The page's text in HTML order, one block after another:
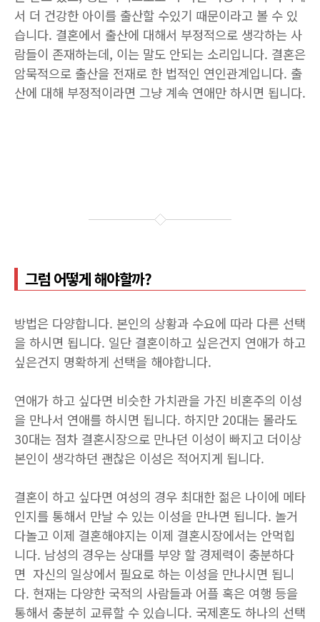
서 더 건강한 아이를 출산할 수있기 때문이라고 볼 수 있
습니다. 결혼에서 출산에 대해서 부정적으로 생각하는 사
람들이 존재하는데, 이는 말도 안되는 소리입니다. 결혼은
암묵적으로 출산을 전재로 한 법적인 연인관계입니다. 출
산에 대해 부정적이라면 그냥 계속 연애만 하시면 됩니다.
그럼 어떻게 해야할까?
방법은 다양합니다. 본인의 상황과 수요에 따라 다른 선택
을 하시면 됩니다. 일단 결혼이하고 싶은건지 연애가 하고
싶은건지 명확하게 선택을 해야합니다.
연애가 하고 싶다면 비슷한 가치관을 가진 비혼주의 이성
을 만나서 연애를 하시면 됩니다. 하지만 20대는 몰라도
30대는 점차 결혼시장으로 만나던 이성이 빠지고 더이상
본인이 생각하던 괜찮은 이성은 적어지게 됩니다.
결혼이 하고 싶다면 여성의 경우 최대한 젊은 나이에 메타
인지를 통해서 만날 수 있는 이성을 만나면 됩니다. 놀거
다놀고 이제 결혼해야지는 이제 결혼시장에서는 안먹힙
니다. 남성의 경우는 상대를 부양 할 경제력이 충분하다
면 자신의 일상에서 필요로 하는 이성을 만나시면 됩니
다. 현재는 다양한 국적의 사람들과 어플 혹은 여행 등을
통해서 충분히 교류할 수 있습니다. 국제혼도 하나의 선택